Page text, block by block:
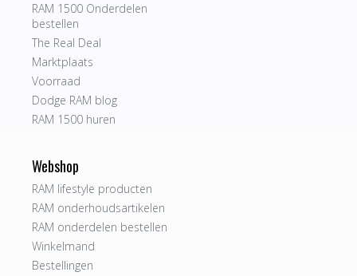
RAM 1500 Onderdelen
bestellen
The Real Deal
Marktplaats
Voorraad
Dodge RAM blog
RAM 1500 huren
Webshop
RAM lifestyle producten
RAM onderhoudsartikelen
RAM onderdelen bestellen
Winkelmand
Bestellingen